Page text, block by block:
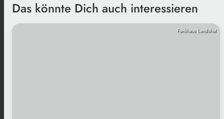
Das könnte Dich auch interessieren
Funkhaus Landshut